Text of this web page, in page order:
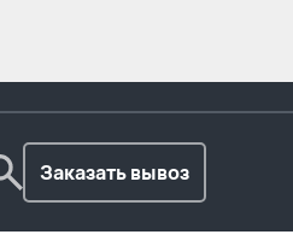
Заказать вывоз